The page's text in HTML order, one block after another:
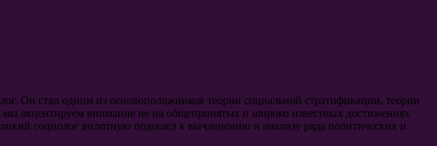
Он стал одним из основоположников теории социальной стратификации, теории
акцентируем внимание не на общепринятых и широко известных достижениях
социолог вплотную подошел к вычленению и анализу ряда политических и